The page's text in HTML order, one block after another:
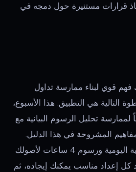
قرارات مستنيرة حول دمجه في
فهم قوي لبناء ممارسة تداول
التالية هي التطبيق. هذا الأسبوع،
يومياً لممارسة تحليل الرسوم البيانية مع
المشروحة في هذا الدليل.
استخدم الرسوم البيانية اليومية ورسوم 4 ساعات لأصولك
كل إعداد مناسب يمكنك إيجاده، ثم